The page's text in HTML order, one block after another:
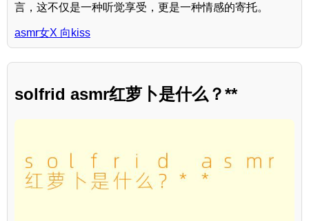
言，这不仅是一种听觉享受，更是一种情感的寄托。
asmr女X 向kiss
solfrid asmr红萝卜是什么？**